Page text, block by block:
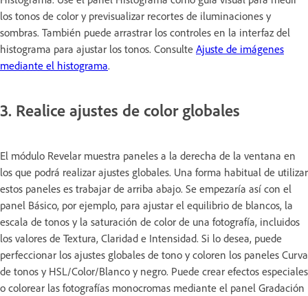
los tonos de color y previsualizar recortes de iluminaciones y
sombras. También puede arrastrar los controles en la interfaz del
histograma para ajustar los tonos. Consulte Ajuste de imágenes
mediante el histograma.
3. Realice ajustes de color globales
El módulo Revelar muestra paneles a la derecha de la ventana en
los que podrá realizar ajustes globales. Una forma habitual de utilizar
estos paneles es trabajar de arriba abajo. Se empezaría así con el
panel Básico, por ejemplo, para ajustar el equilibrio de blancos, la
escala de tonos y la saturación de color de una fotografía, incluidos
los valores de Textura, Claridad e Intensidad. Si lo desea, puede
perfeccionar los ajustes globales de tono y coloren los paneles Curva
de tonos y HSL/Color/Blanco y negro. Puede crear efectos especiales
o colorear las fotografías monocromas mediante el panel Gradación